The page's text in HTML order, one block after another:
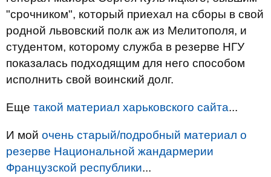
"срочником", который приехал на сборы в свой
родной львовский полк аж из Мелитополя, и
студентом, которому служба в резерве НГУ
показалась подходящим для него способом
исполнить свой воинский долг.
Еще такой материал харьковского сайта...
И мой очень старый/подробный материал о
резерве Национальной жандармерии
Французской республики...